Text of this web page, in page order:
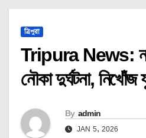
ত্রিপুরা
Tripura News:
নৌকা দুর্ঘটনা, নিখোঁজ
By admin
JAN 5, 2026